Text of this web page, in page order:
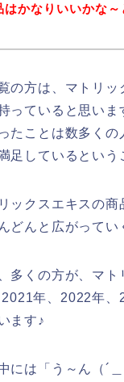
はかなりいいかな～
の方は、マトリッ
っていると思いま
たことは数多くの
足しているという
ックスエキスの商
どんと広がってい
多くの方が、マト
年、2022年、
ます♪
には「う～ん（´